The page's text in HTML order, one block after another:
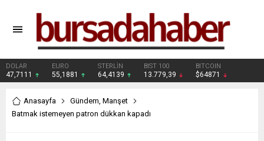
DOLAR
47,7111
EURO
55,1881
STERLİN
64,4139
BIST 100
13.779,39
BITCOIN
$64871
Anasayfa Gündem, Manşet
Batmak istemeyen patron dükkan kapadı